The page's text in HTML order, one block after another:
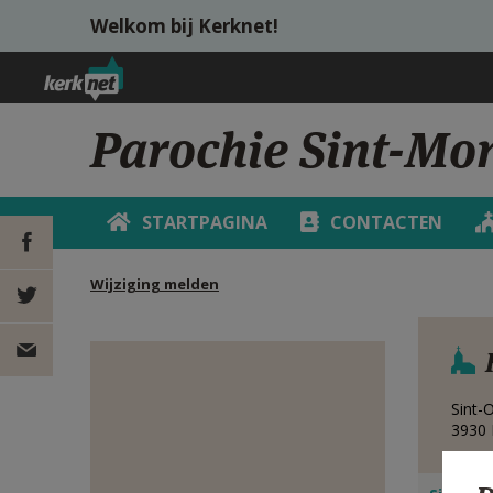
Overslaan en naar de inhoud gaan
Welkom bij Kerknet!
Parochie Sint-
STARTPAGINA CONTACTEN
Wijziging melden
DEEL OP
FACEBOOK
DEEL OP
Sint-
3930